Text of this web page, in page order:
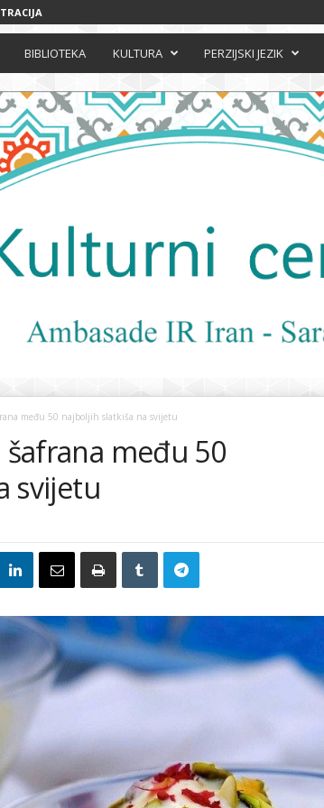
BIBLIOTEKA KULTURA PERZIJSKI JEZIK
među 50 najboljih slatkiša na svijetu
među 50
svijetu